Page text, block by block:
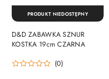
D&D ZABAWKA SZNUR
KOSTKA 19cm CZARNA
(0)
PRODUKT NIEDOSTĘPNY